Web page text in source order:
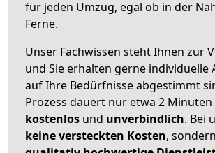
für jeden Umzug, egal ob in der
Ferne.
Unser Fachwissen steht Ihnen zur
und Sie erhalten gerne individuelle
auf Ihre Bedürfnisse abgestimmt
Prozess dauert nur etwa 2
kostenlos und unverbindlich. Bei
keine versteckten Kosten,